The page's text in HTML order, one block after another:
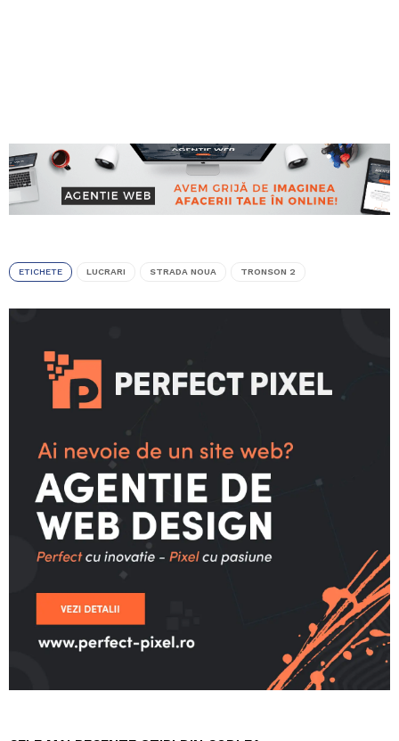
ETICHETE LUCRARI STRADA NOUA TRONSON 2